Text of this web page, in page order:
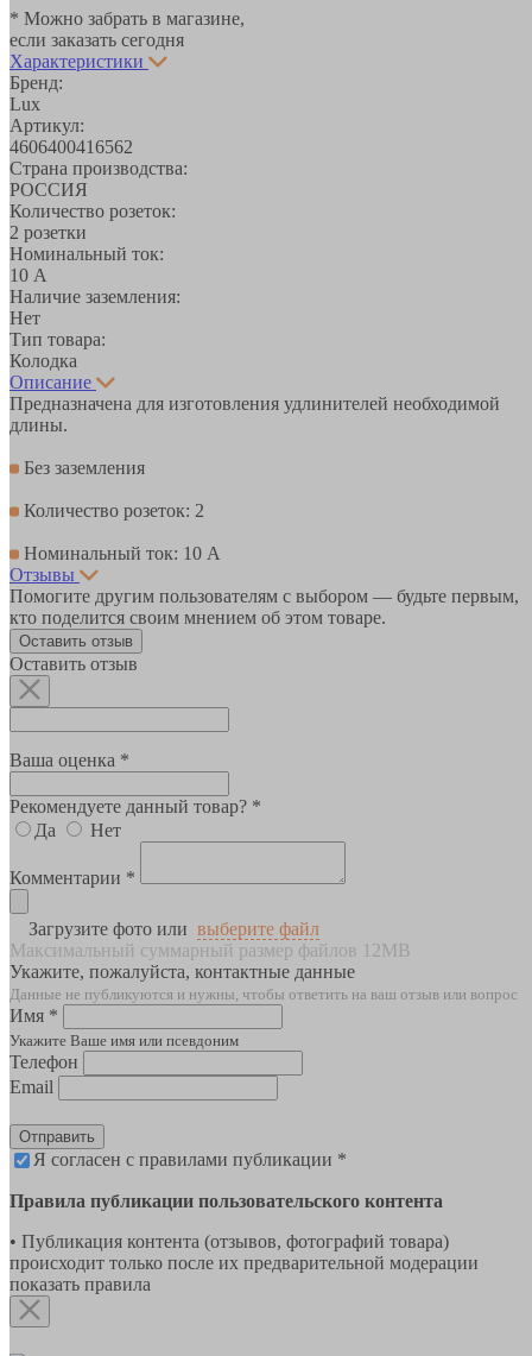
* Можно забрать в магазине,
если заказать сегодня
Характеристики
Бренд:
Lux
Артикул:
4606400416562
Страна производства:
РОССИЯ
Количество розеток:
2 розетки
Номинальный ток:
10 А
Наличие заземления:
Нет
Тип товара:
Колодка
Описание
Предназначена для изготовления удлинителей необходимой
длины.
Без заземления
Количество розеток: 2
Номинальный ток: 10 А
Отзывы
Помогите другим пользователям с выбором — будьте первым,
кто поделится своим мнением об этом товаре.
Оставить отзыв
Оставить отзыв
Ваша оценка *
Рекомендуете данный товар? *
Да
Нет
Комментарии *
Загрузите фото или выберите файл
Максимальный суммарный размер файлов 12MB
Укажите, пожалуйста, контактные данные
Данные не публикуются и нужны, чтобы ответить на ваш отзыв или вопрос
Имя *
Укажите Ваше имя или псевдоним
Телефон
Email
Отправить
Я согласен с правилами публикации *
Правила публикации пользовательского контента
• Публикация контента (отзывов, фотографий товара)
происходит только после их предварительной модерации
показать правила